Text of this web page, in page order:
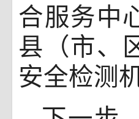
合服务中
县（市、
安全检测